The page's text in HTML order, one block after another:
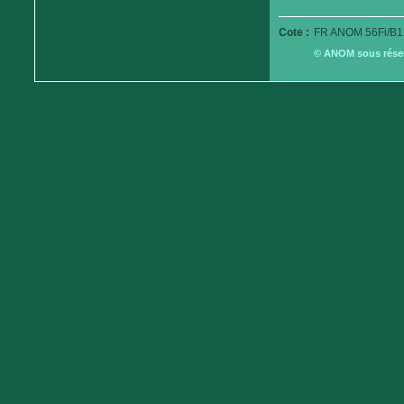
Cote : FR ANOM 56Fi/
© ANOM sous